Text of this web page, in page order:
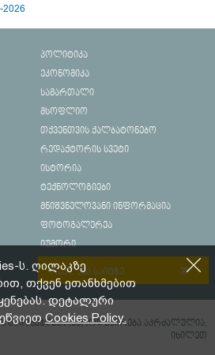
2026
პოლიტიკა
ეკონომიკა
სამართალი
მსოფლიო
თქვენთვის ქალბატონებო
რედაქტორის სვეტი
ისტორია
ტექნოლოგიები
მნიშვნელოვანი ინფორმაცია
ფოტოგალერეა
იუმორი
რეკლამა საიტზე
გადაბეჭდვა/რეპროდუცირება აკრძალულია,
იხილეთ
ს. ღილაკზე
თქვენ ეთანხმებით
დეტალური
Cookies Policy.